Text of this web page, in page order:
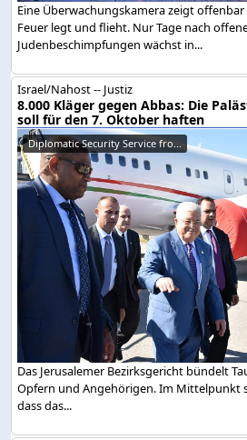
Eine Überwachungskamera zeigt
Feuer legt und flieht. Nur Tage nach
Judenbeschimpfungen wächst in...
Israel/Nahost -- Justiz
8.000 Kläger gegen Abbas: Die
soll für den 7. Oktober haften
Diplomatic Security Service fro...
Das Jerusalemer Bezirksgericht bündelt
Opfern und Angehörigen. Im Mittelpunkt
dass das...